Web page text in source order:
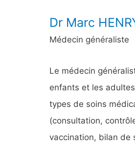
Dr Marc
Médecin généraliste
Le médecin
enfants et les
types de soins
(consultation,
vaccination, bilan de